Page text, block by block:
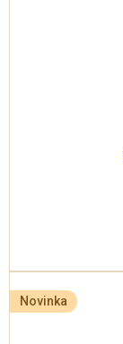
Novinka